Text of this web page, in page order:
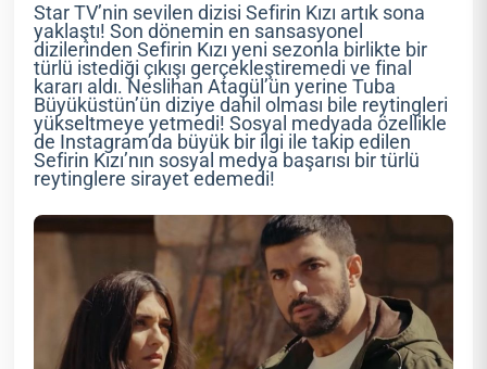
Star TV’nin sevilen dizisi Sefirin Kızı artık sona
yaklaştı! Son dönemin en sansasyonel
dizilerinden Sefirin Kızı yeni sezonla birlikte bir
türlü istediği çıkışı gerçekleştiremedi ve final
kararı aldı. Neslihan Atagül’ün yerine Tuba
Büyüküstün’ün diziye dahil olması bile reytingleri
yükseltmeye yetmedi! Sosyal medyada özellikle
de Instagram’da büyük bir ilgi ile takip edilen
Sefirin Kızı’nın sosyal medya başarısı bir türlü
reytinglere sirayet edemedi!